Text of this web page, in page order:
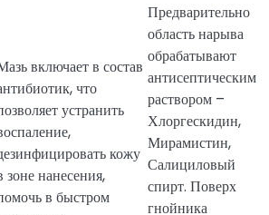
включает в состав
что
устранить
кожу
зоне нанесения,
в быстром
Предварительно
область нарыва
обрабатывают
антисептическим
раствором –
Хлоргескидин,
Мирамистин,
Салициловый
спирт. Поверх
гнойника